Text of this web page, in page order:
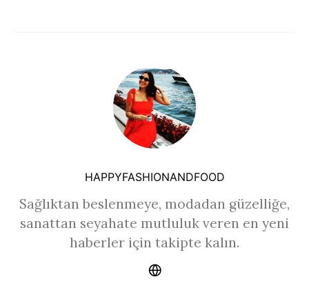
HAPPYFASHIONANDFOOD
Sağlıktan beslenmeye, modadan güzelliğe,
sanattan seyahate mutluluk veren en yeni
haberler için takipte kalın.